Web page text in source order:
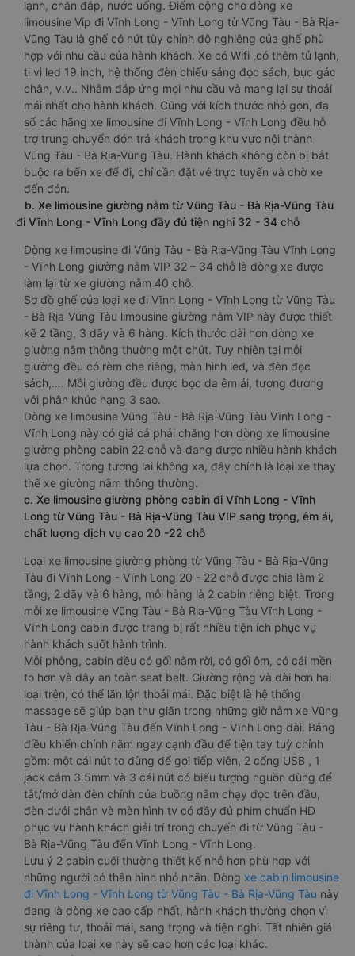
lạnh, chăn đắp, nước uống. Điểm cộng cho dòng xe
limousine Vip đi Vĩnh Long - Vĩnh Long từ Vũng Tàu - Bà Rịa-
Vũng Tàu là ghế có nút tùy chỉnh độ nghiêng của ghế phù
hợp với nhu cầu của hành khách. Xe có Wifi ,có thêm tủ lạnh,
ti vi led 19 inch, hệ thống đèn chiếu sáng đọc sách, bục gác
chân, v.v.. Nhằm đáp ứng mọi nhu cầu và mang lại sự thoải
mái nhất cho hành khách. Cũng với kích thước nhỏ gọn, đa
số các hãng xe limousine đi Vĩnh Long - Vĩnh Long đều hỗ
trợ trung chuyển đón trả khách trong khu vực nội thành
Vũng Tàu - Bà Rịa-Vũng Tàu. Hành khách không còn bị bắt
buộc ra bến xe để đi, chỉ cần đặt vé trực tuyến và chờ xe
đến đón.
b. Xe limousine giường nằm từ Vũng Tàu - Bà Rịa-Vũng Tàu
đi Vĩnh Long - Vĩnh Long đầy đủ tiện nghi 32 - 34 chỗ
Dòng xe limousine đi Vũng Tàu - Bà Rịa-Vũng Tàu Vĩnh Long
- Vĩnh Long giường nằm VIP 32 – 34 chỗ là dòng xe được
làm lại từ xe giường nằm 40 chỗ.
Sơ đồ ghế của loại xe đi Vĩnh Long - Vĩnh Long từ Vũng Tàu
- Bà Rịa-Vũng Tàu limousine giường nằm VIP này được thiết
kế 2 tầng, 3 dãy và 6 hàng. Kích thước dài hơn dòng xe
giường nằm thông thường một chút. Tuy nhiên tại mỗi
giường đều có rèm che riêng, màn hình led, và đèn đọc
sách,…. Mỗi giường đều được bọc da êm ái, tương đương
với phân khúc hạng 3 sao.
Dòng xe limousine Vũng Tàu - Bà Rịa-Vũng Tàu Vĩnh Long -
Vĩnh Long này có giá cả phải chăng hơn dòng xe limousine
giường phòng cabin 22 chỗ và đang được nhiều hành khách
lựa chọn. Trong tương lai không xa, đây chính là loại xe thay
thế xe giường nằm thông thường.
c. Xe limousine giường phòng cabin đi Vĩnh Long - Vĩnh
Long từ Vũng Tàu - Bà Rịa-Vũng Tàu VIP sang trọng, êm ái,
chất lượng dịch vụ cao 20 -22 chỗ
Loại xe limousine giường phòng từ Vũng Tàu - Bà Rịa-Vũng
Tàu đi Vĩnh Long - Vĩnh Long 20 - 22 chỗ được chia làm 2
tầng, 2 dãy và 6 hàng, mỗi hàng là 2 cabin riêng biệt. Trong
mỗi xe limousine Vũng Tàu - Bà Rịa-Vũng Tàu Vĩnh Long -
Vĩnh Long cabin được trang bị rất nhiều tiện ích phục vụ
hành khách suốt hành trình.
Mỗi phòng, cabin đều có gối nằm rời, có gối ôm, có cái mền
to hơn và dây an toàn seat belt. Giường rộng và dài hơn hai
loại trên, có thể lăn lộn thoải mái. Đặc biệt là hệ thống
massage sẽ giúp bạn thư giãn trong những giờ nằm xe Vũng
Tàu - Bà Rịa-Vũng Tàu đến Vĩnh Long - Vĩnh Long dài. Bảng
điều khiển chính nằm ngay cạnh đầu để tiện tay tuỳ chỉnh
gồm: một cái nút to đùng để gọi tiếp viên, 2 cổng USB , 1
jack cắm 3.5mm và 3 cái nút có biểu tượng nguồn dùng để
tắt/mở dàn đèn chính của buồng nằm chạy dọc trên đầu,
đèn dưới chân và màn hình tv có đầy đủ phim chuẩn HD
phục vụ hành khách giải trí trong chuyến đi từ Vũng Tàu -
Bà Rịa-Vũng Tàu đến Vĩnh Long - Vĩnh Long.
Lưu ý 2 cabin cuối thường thiết kế nhỏ hơn phù hợp với
những người có thân hình nhỏ nhắn. Dòng xe cabin limousine
đi Vĩnh Long - Vĩnh Long từ Vũng Tàu - Bà Rịa-Vũng Tàu này
đang là dòng xe cao cấp nhất, hành khách thường chọn vì
sự riêng tư, thoải mái, sang trọng và tiện nghi. Tất nhiên giá
thành của loại xe này sẽ cao hơn các loại khác.